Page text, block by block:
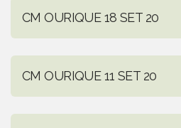
CM OURIQUE 18 SET 20
CM OURIQUE 11 SET 20